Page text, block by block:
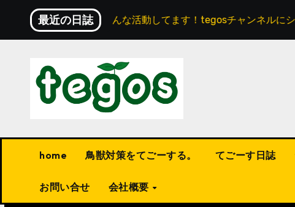
を
最近の日誌
石高原町】こんな活動してます！tegosチャンネルにショート動
home 鳥獣対策をてごーする。 てごーす日誌
お問い合せ 会社概要